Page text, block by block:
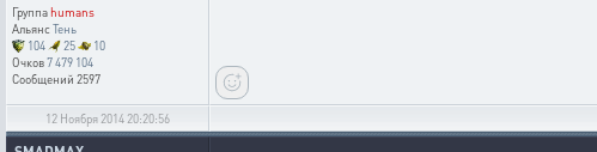
Группаhumans
АльянсТень
104
25
10
Очков7 479 104
Сообщений 2597
12 Ноября 2014 20:20:56